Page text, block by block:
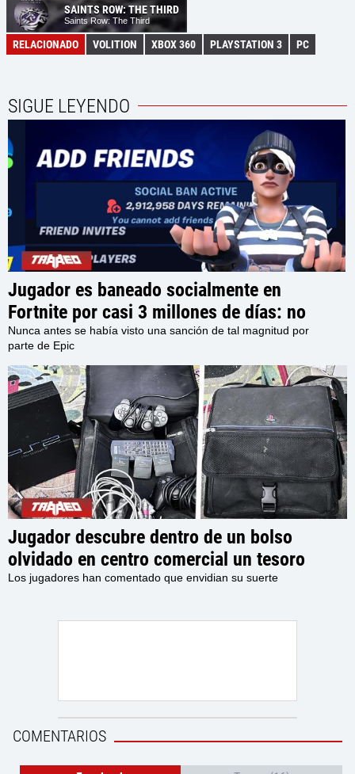
SAINTS ROW: THE THIRD
Saints Row: The Third
RELACIONADO VOLITION XBOX 360 PLAYSTATION 3 PC
SIGUE LEYENDO
Jugador es baneado socialmente en
Fortnite por casi 3 millones de días: no
podrá interactuar con otros usuarios en el
juego por los próximos 7980 Años
Nunca antes se había visto una sanción de tal magnitud por
parte de Epic
Jugador descubre dentro de un bolso
olvidado en centro comercial un tesoro
retro, con una PlayStation 2, accesorios y
Los jugadores han comentado que envidian su suerte
COMENTARIOS